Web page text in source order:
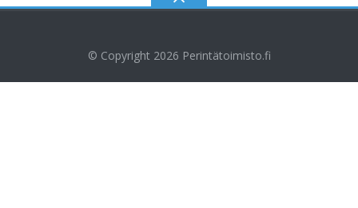
© Copyright 2026 Perintätoimisto.fi